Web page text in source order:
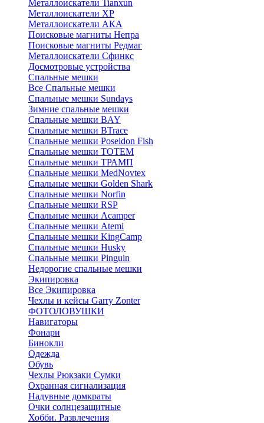
Металлоискатели Tianxun
Металлоискатели XP
Металлоискатели АКА
Поисковые магниты Непра
Поисковые магниты Редмаг
Металлоискатели Сфинкс
Досмотровые устройства
Спальные мешки
Все Спальные мешки
Спальные мешки Sundays
Зимние спальные мешки
Спальные мешки BAY
Спальные мешки BTrace
Спальные мешки Poseidon Fish
Спальные мешки ТОТЕМ
Спальные мешки ТРАМП
Cпальные мешки MedNovtex
Спальные мешки Golden Shark
Спальные мешки Norfin
Спальные мешки RSP
Спальные мешки Acamper
Спальные мешки Atemi
Спальные мешки KingCamp
Спальные мешки Husky
Спальные мешки Pinguin
Недорогие спальные мешки
Экипировка
Все Экипировка
Чехлы и кейсы Garry Zonter
ФОТОЛОВУШКИ
Навигаторы
Фонари
Бинокли
Одежда
Обувь
Чехлы Рюкзаки Сумки
Охранная сигнализация
Надувные домкраты
Очки солнцезащитные
Хобби. Развлечения